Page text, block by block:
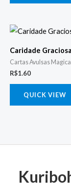
Caridade Graciosa
Cartas Avulsas
R$1.60
QUICK VIEW